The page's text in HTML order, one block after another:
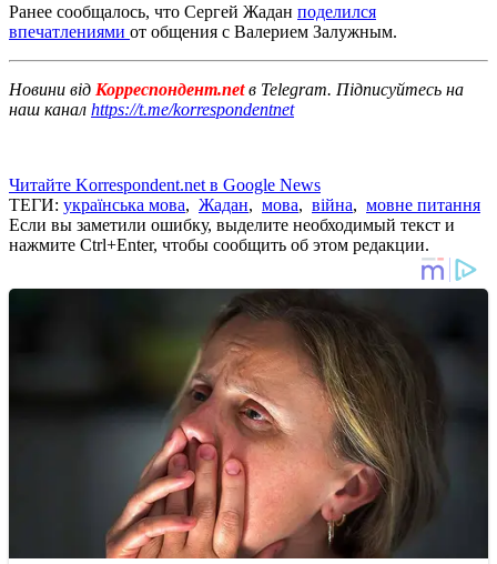
Ранее сообщалось, что Сергей Жадан поделился
впечатлениями от общения с Валерием Залужным.
Новини від Корреспондент.netв Telegram. Підписуйтесь на
наш канал https://t.me/korrespondentnet
Читайте Korrespondent.net в Google News
ТЕГИ: українська мова, Жадан, мова, війна, мовне питання
Если вы заметили ошибку, выделите необходимый текст и
нажмите Ctrl+Enter, чтобы сообщить об этом редакции.